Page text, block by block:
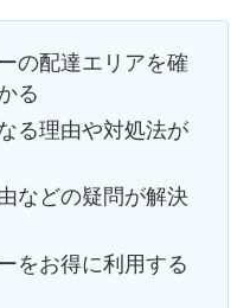
の配達エリアを確
る
る理由や対処法が
などの疑問が解決
をお得に利用する